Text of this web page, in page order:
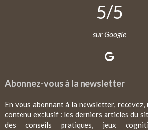
5/5
sur Google
Abonnez-vous à la newsletter
En vous abonnant à la newsletter, recevez,
contenu exclusif : les derniers articles du
des conseils pratiques, jeux